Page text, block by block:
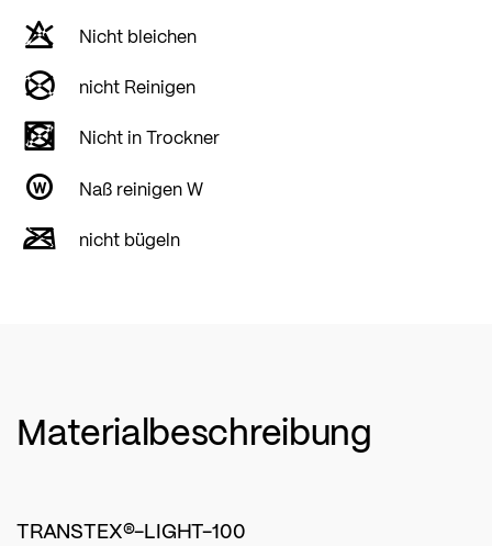
Nicht bleichen
nicht Reinigen
Nicht in Trockner
Naß reinigen W
nicht bügeln
Materialbeschreibung
TRANSTEX®-LIGHT-100